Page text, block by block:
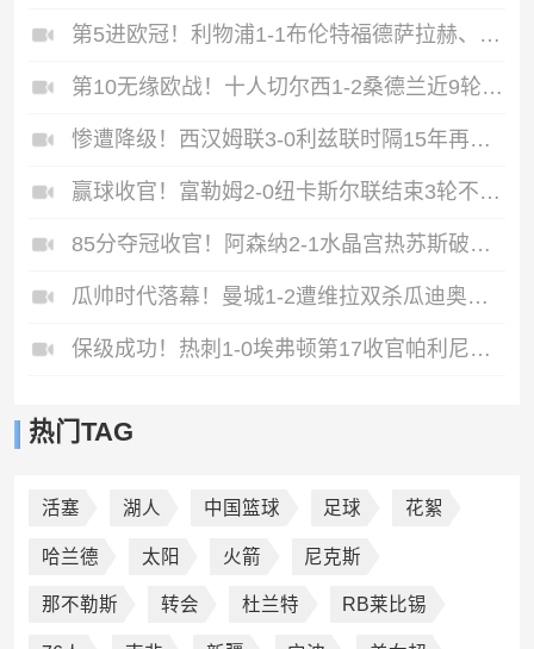
第5进欧冠！利物浦1-1布伦特福德萨拉赫、罗伯逊结束9年红军生涯
第10无缘欧战！十人切尔西1-2桑德兰近9轮仅1胜桑德兰第7进欧战
惨遭降级！西汉姆联3-0利兹联时隔15年再度降级至英冠
赢球收官！富勒姆2-0纽卡斯尔联结束3轮不胜迪奥普、凯尔尼破门
85分夺冠收官！阿森纳2-1水晶宫热苏斯破门+失良机马杜埃凯建功
瓜帅时代落幕！曼城1-2遭维拉双杀瓜迪奥拉、B席、斯通斯告别战
保级成功！热刺1-0埃弗顿第17收官帕利尼亚制胜热刺近6轮仅1负
热门TAG
活塞 湖人 中国篮球 足球 花絮
哈兰德 太阳 火箭 尼克斯
那不勒斯 转会 杜兰特 RB莱比锡